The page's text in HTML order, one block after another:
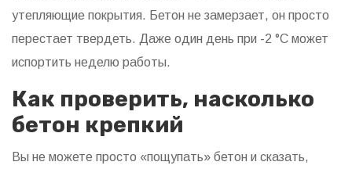
утепляющие покрытия. Бетон не замерзает, он просто
перестает твердеть. Даже один день при -2 °C может
испортить неделю работы.
Как проверить, насколько
бетон крепкий
Вы не можете просто «пощупать» бетон и сказать,